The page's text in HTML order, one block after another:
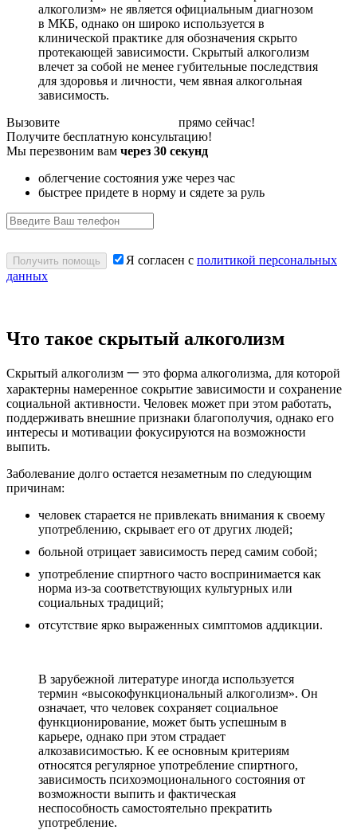
алкоголизм» не является официальным диагнозом
в МКБ, однако он широко используется в
клинической практике для обозначения скрыто
протекающей зависимости. Скрытый алкоголизм
влечет за собой не менее губительные последствия
для здоровья и личности, чем явная алкогольная
зависимость.
Вызовите
прямо сейчас!
Получите бесплатную консультацию!
Мы перезвоним вам через 30 секунд
облегчение состояния уже через час
быстрее придете в норму и сядете за руль
Получить помощь Я согласен с политикой персональных
данных
Что такое скрытый алкоголизм
Скрытый алкоголизм 一 это форма алкоголизма, для которой
характерны намеренное сокрытие зависимости и сохранение
социальной активности. Человек может при этом работать,
поддерживать внешние признаки благополучия, однако его
интересы и мотивации фокусируются на возможности
выпить.
Заболевание долго остается незаметным по следующим
причинам:
человек старается не привлекать внимания к своему
употреблению, скрывает его от других людей;
больной отрицает зависимость перед самим собой;
употребление спиртного часто воспринимается как
норма из-за соответствующих культурных или
социальных традиций;
отсутствие ярко выраженных симптомов аддикции.
В зарубежной литературе иногда используется
термин «высокофункциональный алкоголизм». Он
означает, что человек сохраняет социальное
функционирование, может быть успешным в
карьере, однако при этом страдает
алкозависимостью. К ее основным критериям
относятся регулярное употребление спиртного,
зависимость психоэмоционального состояния от
возможности выпить и фактическая
неспособность самостоятельно прекратить
употребление.